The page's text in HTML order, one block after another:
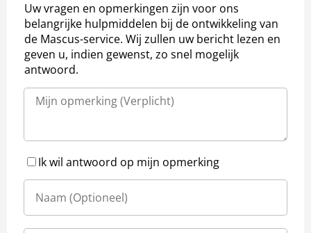
Uw vragen en opmerkingen zijn voor ons
belangrijke hulpmiddelen bij de ontwikkeling van
de Mascus-service. Wij zullen uw bericht lezen en
geven u, indien gewenst, zo snel mogelijk
antwoord.
Ik wil antwoord op mijn opmerking